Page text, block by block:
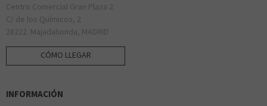
Centro Comercial Gran Plaza 2
C/ de los Químicos, 2
28222. Majadahonda, MADRID
CÓMO LLEGAR
INFORMACIÓN